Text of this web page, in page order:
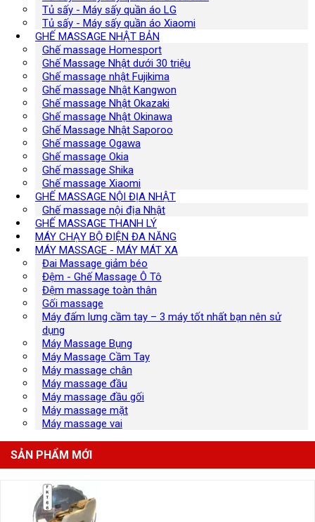
Tủ sấy - Máy sấy quần áo LG
Tủ sấy - Máy sấy quần áo Xiaomi
GHẾ MASSAGE NHẬT BẢN
Ghế massage Homesport
Ghế Massage Nhật dưới 30 triệu
Ghế massage nhật Fujikima
Ghế massage Nhật Kangwon
Ghế massage Nhật Okazaki
Ghế massage Nhật Okinawa
Ghế Massage Nhật Saporoo
Ghế massage Ogawa
Ghế massage Okia
Ghế massage Shika
Ghế massage Xiaomi
GHẾ MASSAGE NỘI ĐỊA NHẬT
Ghế massage nội địa Nhật
GHẾ MASSAGE THANH LÝ
MÁY CHẠY BỘ ĐIỆN ĐA NĂNG
MÁY MASSAGE - MÁY MÁT XA
Đai Massage giảm béo
Đệm - Ghế Massage Ô Tô
Đệm massage toàn thân
Gối massage
Máy đấm lưng cầm tay – 3 máy tốt nhất bạn nên sử
dụng
Máy Massage Bụng
Máy Massage Cầm Tay
Máy massage chân
Máy massage đầu
Máy massage đầu gối
Máy massage mặt
Máy massage vai
SẢN PHẨM MỚI